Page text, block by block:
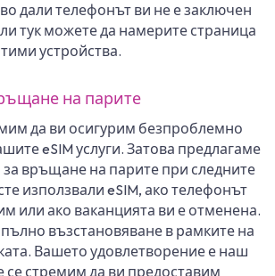
дали телефонът ви не е заключен
тук можете да намерите страница
устройства.
на парите
да ви осигурим безпроблемно
eSIM услуги. Затова предлагаме
връщане на парите при следните
използвали eSIM, ако телефонът
или ако ваканцията ви е отменена.
възстановяване в рамките на
Вашето удовлетворение е наш
се стремим да ви предоставим